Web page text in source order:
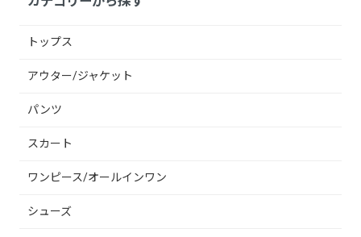
トップス
アウター/ジャケット
パンツ
スカート
ワンピース/オールインワン
シューズ